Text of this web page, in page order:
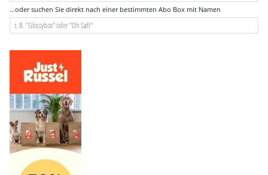
...oder suchen Sie direkt nach einer bestimmten Abo Box mit Namen